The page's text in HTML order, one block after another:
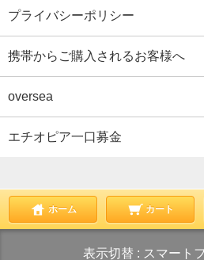
プライバシーポリシー
携帯からご購入されるお客様へ
oversea
エチオピア一口募金
ホーム カート
表示切替 : スマート